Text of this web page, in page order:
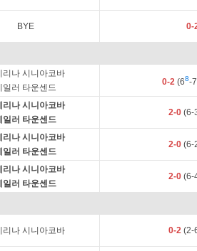
BYE 0-
리나 시니아코바
일러 타운센드
0-2(68-7
리나 시니아코바
일러 타운센드
2-0(6-
리나 시니아코바
일러 타운센드
2-0(6-
리나 시니아코바
일러 타운센드
2-0(6-
리나 시니아코바 0-2(2-